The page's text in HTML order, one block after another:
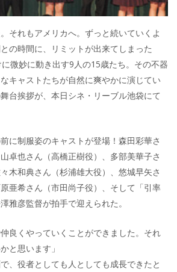
それもアメリカへ。ずっと続いていくよ
の時間に、リミットが出来てしまった
微妙に動き出す9人の15歳たち。その不器
キャストたちが自然に爽やかに演じてい
台挨拶が、本日シネ・リーブル池袋にて
に制服姿のキャストが登場！森田彩華さ
卓也さん（高橋正樹役）、多部美華子さ
木和典さん（杉浦雄大役）、悠城早矢さ
亜希さん（市田尚子役）、そして「引率
雅彦監督が拍手で迎えられた。
良くやっていくことができました。それ
と思います」
、役者としても人としても成長できたと